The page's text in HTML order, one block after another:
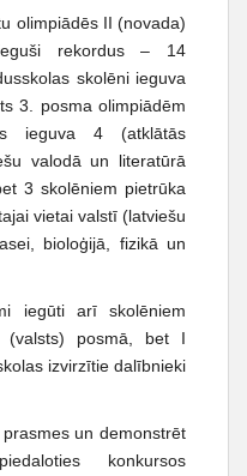
olimpiādēs II (novada)
rekordus – 14
skolēni ieguva
3. posma olimpiādēm
ieguva 4 (atklātās
valodā un literatūrā
3 skolēniem pietrūka
vietai valstī (latviešu
bioloģijā, fizikā un
iegūti arī skolēniem
(valsts) posmā, bet I
izvirzītie dalībnieki
un demonstrēt
konkursos